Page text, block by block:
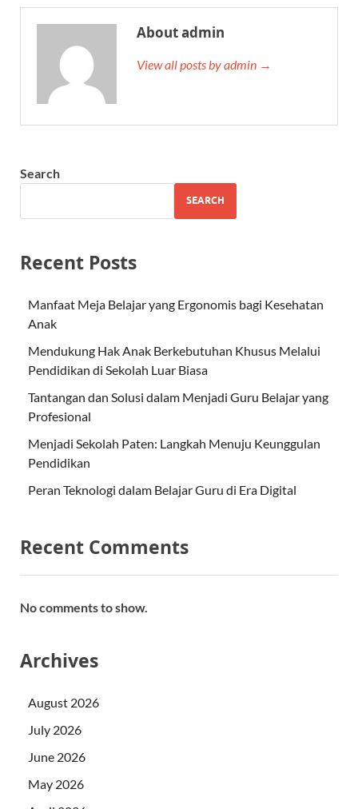
About admin
View all posts by admin →
Search
SEARCH
Recent Posts
Manfaat Meja Belajar yang Ergonomis bagi Kesehatan
Anak
Mendukung Hak Anak Berkebutuhan Khusus Melalui
Pendidikan di Sekolah Luar Biasa
Tantangan dan Solusi dalam Menjadi Guru Belajar yang
Profesional
Menjadi Sekolah Paten: Langkah Menuju Keunggulan
Pendidikan
Peran Teknologi dalam Belajar Guru di Era Digital
Recent Comments
No comments to show.
Archives
August 2026
July 2026
June 2026
May 2026